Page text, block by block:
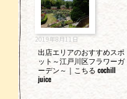
2019年8月11日
出店エリアのおすすめスポ
ット～江戸川区フラワーガ
ーデン～｜こちる cochill
juice